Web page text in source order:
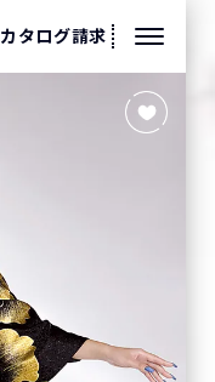
カタログ請求